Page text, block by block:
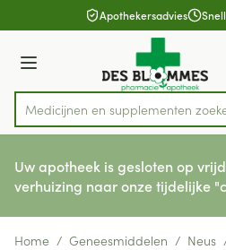
Ga naar de inhoudApothekersadvies
Menu
Product, merk, categorie...
Medicijnen en supplementen
Uw apotheek is gesloten op
verhuizing naar onze tijdelijke
Home / Geneesmiddelen / Neus